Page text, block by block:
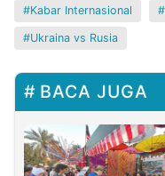
Kabar Internasional
Ukraina vs Rusia
BACA JUGA